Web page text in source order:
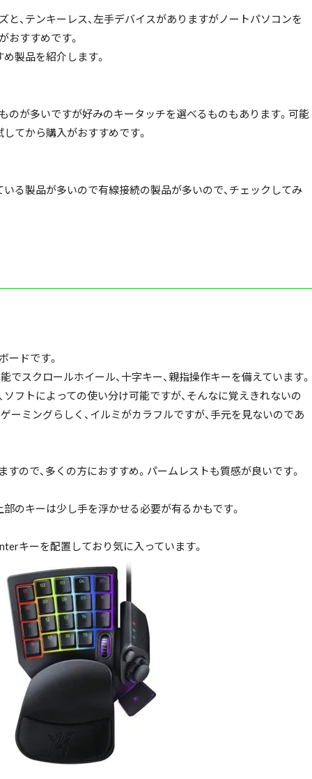
、テンキーレス、左手デバイスがありますがノートパソコンを
おすすめです。
製品を紹介します。
のが多いですが好みのキータッチを選べるものもあります。可能
てから購入がおすすめです。
る製品が多いので有線接続の製品が多いので、チェックしてみ
ードです。
スクロールホイール、十字キー、親指操作キーを備えています。
フトによっての使い分け可能ですが、そんなに覚えきれないの
ーミングらしく、イルミがカラフルですが、手元を見ないのであ
すので、多くの方におすすめ。パームレストも質感が良いです。
のキーは少し手を浮かせる必要が有るかもです。
キーを配置しており気に入っています。